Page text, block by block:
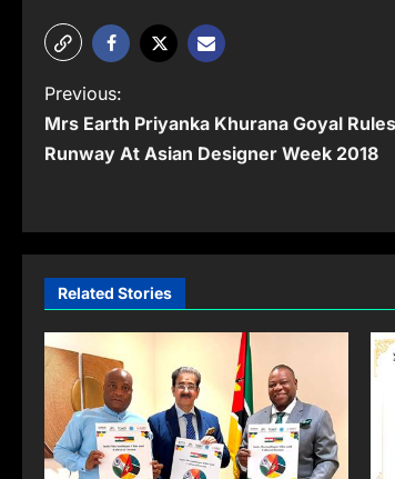
P
o
n
v
i
g
a
Previous:
Mrs Earth Priyanka Khurana Goyal
Runway At Asian Designer Week 2018
Related Stories